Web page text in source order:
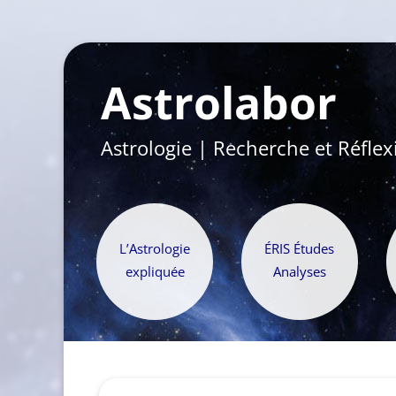
Astrolabor
Astrologie | Recherche et
L’Astrologie
expliquée
ÉRIS Études
Analyses